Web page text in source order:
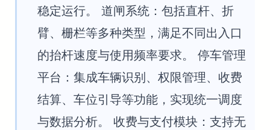
稳定运行。 道闸系统：包括直杆、折
臂、栅栏等多种类型，满足不同出入口
的抬杆速度与使用频率要求。 停车管理
平台：集成车辆识别、权限管理、收费
结算、车位引导等功能，实现统一调度
与数据分析。 收费与支付模块：支持无